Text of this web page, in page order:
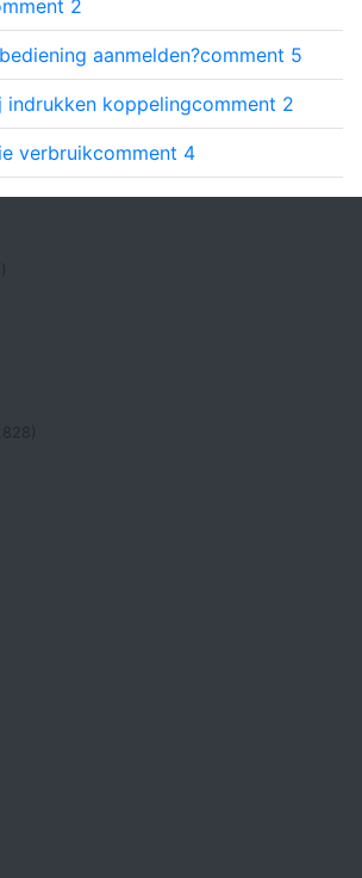
2
aanmelden?comment 5
indrukken koppelingcomment 2
verbruikcomment 4